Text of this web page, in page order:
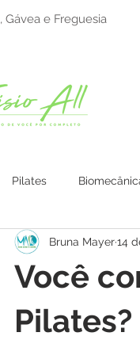
Gávea e Freguesia
Pilates
Tradicional Chinesa
Você
Pilates?
Bruna Mayer14